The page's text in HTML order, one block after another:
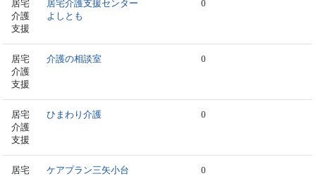
居宅
介護
支援
居宅介護支援センター
よしとも
0
居宅
介護
支援
介護の相談室 0
居宅
介護
支援
ひまわり介護 0
居宅
ケアプラン三矢小台 0